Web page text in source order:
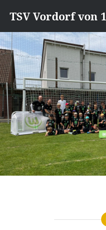
zumTSV Vordorf von